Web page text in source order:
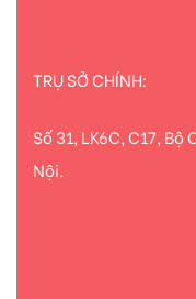
TRỤ SỞ CHÍNH:
Số 31, LK6C, C17,
Nội.